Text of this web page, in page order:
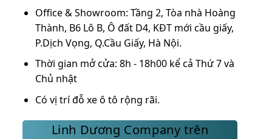
Office & Showroom: Tầng 2, Tòa nhà Hoàng
Thành, B6 Lô B, Ô đất D4, KĐT mới cầu giấy,
P.Dịch Vọng, Q.Cầu Giấy, Hà Nội.
Thời gian mở cửa: 8h - 18h00 kể cả Thứ 7 và
Chủ nhật
Có vị trí đỗ xe ô tô rộng rãi.
Linh Dương Company trên